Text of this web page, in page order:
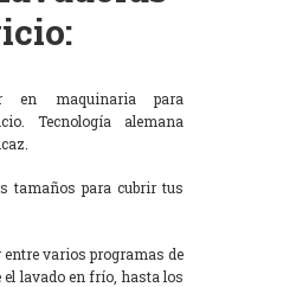
en maquinaria para
Tecnología alemana
tamaños para cubrir tus
entre varios programas de
el lavado en frío, hasta los